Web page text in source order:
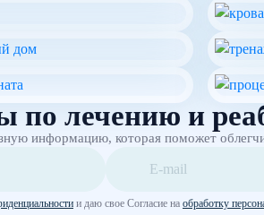
по лечению и
информацию, которая поможет
и даю свое Согласие на обработку